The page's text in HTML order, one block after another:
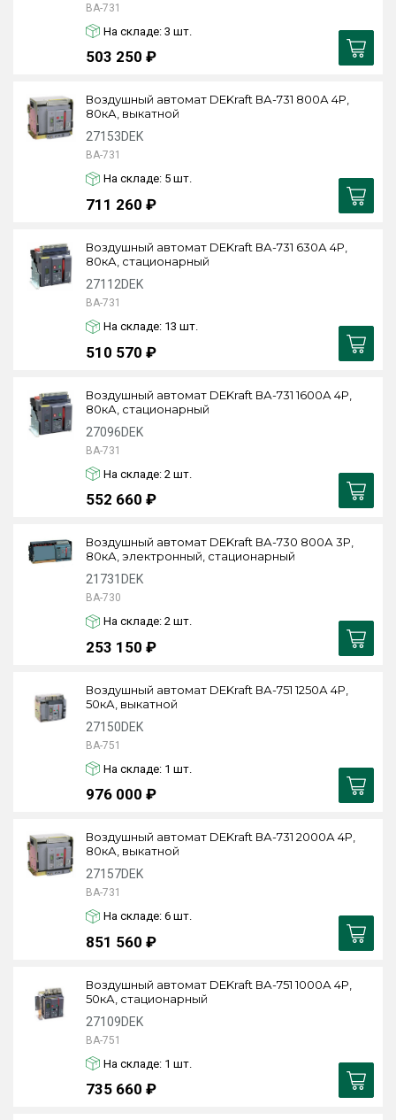
ВА-731
На складе: 3 шт.
503 250 ₽
Воздушный автомат DEKraft ВА-731 800А 4P,
80кА, выкатной
27153DEK
ВА-731
На складе: 5 шт.
711 260 ₽
Воздушный автомат DEKraft ВА-731 630А 4P,
80кА, стационарный
27112DEK
ВА-731
На складе: 13 шт.
510 570 ₽
Воздушный автомат DEKraft ВА-731 1600А 4P,
80кА, стационарный
27096DEK
ВА-731
На складе: 2 шт.
552 660 ₽
Воздушный автомат DEKraft ВА-730 800А 3P,
80кА, электронный, стационарный
21731DEK
ВА-730
На складе: 2 шт.
253 150 ₽
Воздушный автомат DEKraft ВА-751 1250А 4P,
50кА, выкатной
27150DEK
ВА-751
На складе: 1 шт.
976 000 ₽
Воздушный автомат DEKraft ВА-731 2000А 4P,
80кА, выкатной
27157DEK
ВА-731
На складе: 6 шт.
851 560 ₽
Воздушный автомат DEKraft ВА-751 1000А 4P,
50кА, стационарный
27109DEK
ВА-751
На складе: 1 шт.
735 660 ₽